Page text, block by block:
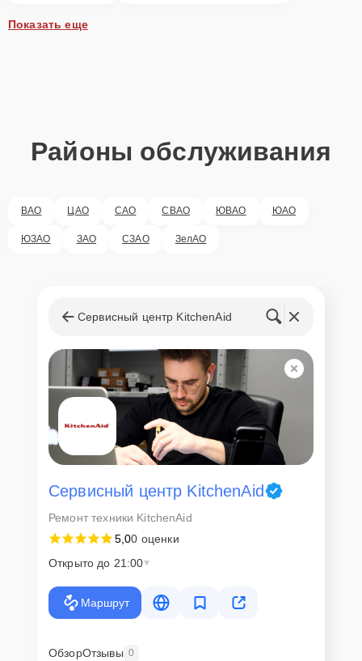
Показать еще
Районы обслуживания
ВАО ЦАО САО СВАО ЮВАО ЮАО
ЮЗАО ЗАО СЗАО ЗелАО
Сервисный центр KitchenAid
Сервисный центр KitchenAid
Ремонт техники KitchenAid
5,00 оценки
Открыто до 21:00
Маршрут
ОбзорОтзывы 0